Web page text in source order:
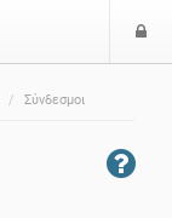
Σύνδεσμοι